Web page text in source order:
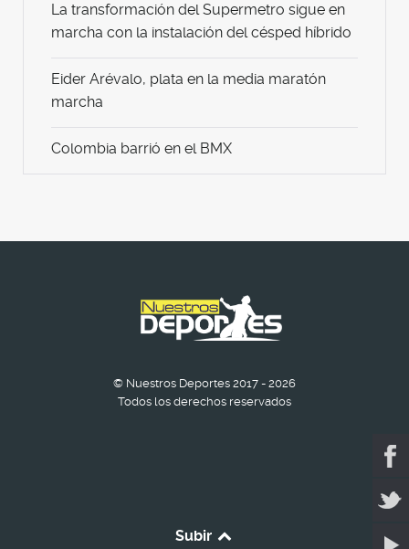
La transformación del Supermetro sigue en
marcha con la instalación del césped híbrido
Eider Arévalo, plata en la media maratón
marcha
Colombia barrió en el BMX
© Nuestros Deportes 2017 - 2026
Todos los derechos reservados
Subir